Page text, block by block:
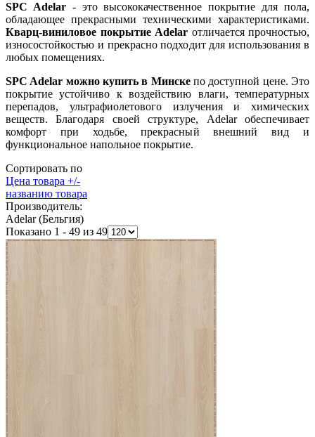
SPC Adelar- это высококачественное покрытие для пола,
обладающее прекрасными техническими характеристиками.
Кварц-виниловое покрытие Adelar отличается прочностью,
износостойкостью и прекрасно подходит для использования в
любых помещениях.
SPC Adelar можно купить в Минскепо доступной цене. Это
покрытие устойчиво к воздействию влаги, температурных
перепадов, ультрафиолетового излучения и химических
веществ. Благодаря своей структуре, Adelar обеспечивает
комфорт при ходьбе, прекрасный внешний вид и
функциональное напольное покрытие.
Сортировать по
Цена товара +/-
названию товара
Производитель:
Adelar (Бельгия)
Показано 1 - 49 из 49